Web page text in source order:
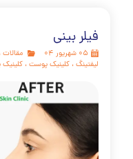
​راهنمای جامع در مورد
مقالات پوست و مو
کلینیک پوست ،کلینیک پوست